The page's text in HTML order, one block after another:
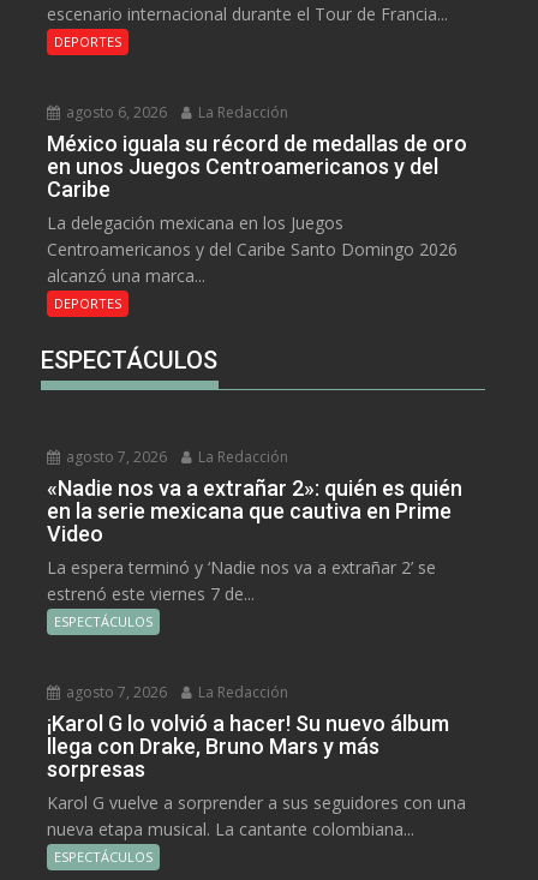
escenario internacional durante el Tour de Francia...
DEPORTES
agosto 6, 2026 La Redacción
México iguala su récord de medallas de oro
en unos Juegos Centroamericanos y del
Caribe
La delegación mexicana en los Juegos
Centroamericanos y del Caribe Santo Domingo 2026
alcanzó una marca...
DEPORTES
ESPECTÁCULOS
agosto 7, 2026 La Redacción
«Nadie nos va a extrañar 2»: quién es quién
en la serie mexicana que cautiva en Prime
Video
La espera terminó y ‘Nadie nos va a extrañar 2’ se
estrenó este viernes 7 de...
ESPECTÁCULOS
agosto 7, 2026 La Redacción
¡Karol G lo volvió a hacer! Su nuevo álbum
llega con Drake, Bruno Mars y más
sorpresas
Karol G vuelve a sorprender a sus seguidores con una
nueva etapa musical. La cantante colombiana...
ESPECTÁCULOS